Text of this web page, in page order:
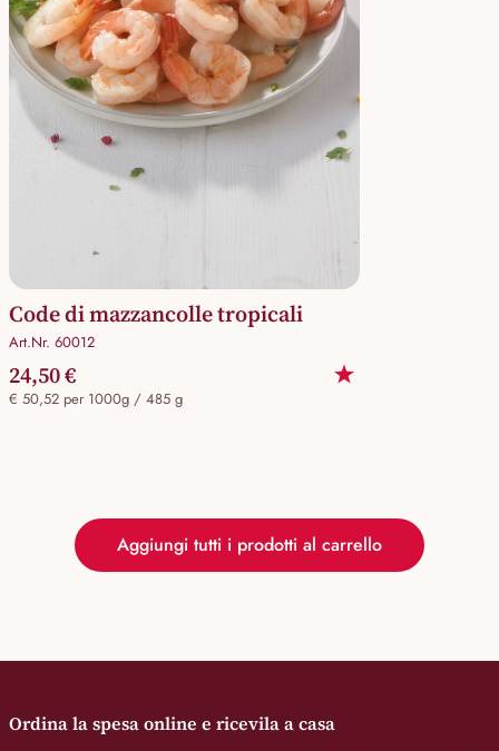
Code di mazzancolle tropicali
Art.Nr. 60012
24,50 €
€ 50,52 per 1000g / 485 g
Aggiungi tutti i prodotti al carrello
Ordina la spesa online e ricevila a casa